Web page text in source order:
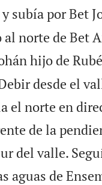
y subía por Bet
norte de Bet
hijo de
desde el
el norte en
de la
del valle.
aguas de